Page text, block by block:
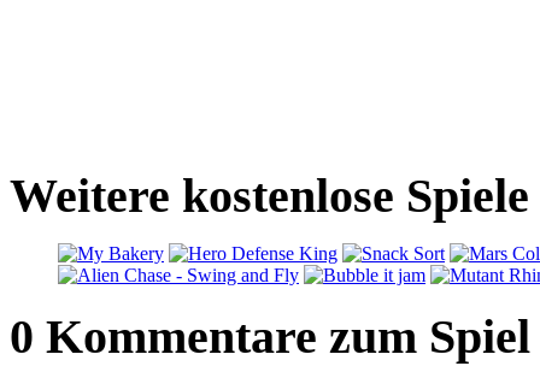
Weitere kostenlose
0 Kommentare zum Spiel